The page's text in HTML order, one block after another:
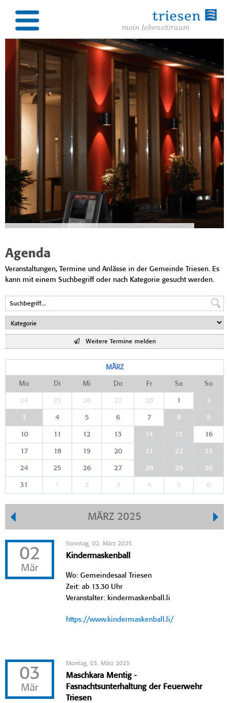
Agenda
Veranstaltungen, Termine und Anlässe in der Gemeinde Triesen. Es
kann mit einem Suchbegriff oder nach Kategorie gesucht werden.
Weitere Termine melden
MÄRZ
Mo Di Mi Do Fr Sa So
24 25 26 27 28 1 2
3 4 5 6 7 8 9
10 11 12 13 14 15 16
17 18 19 20 21 22 23
24 25 26 27 28 29 30
31 1 2 3 4 5 6
MÄRZ 2025
02
Mär
Sonntag, 02. März 2025
Kindermaskenball
Wo: Gemeindesaal Triesen
Zeit: ab 13.30 Uhr
Veranstalter: kindermaskenball.li
https://www.kindermaskenball.li/
03
Mär
Montag, 03. März 2025
Maschkara Mentig -
Fasnachtsunterhaltung der Feuerwehr
Triesen